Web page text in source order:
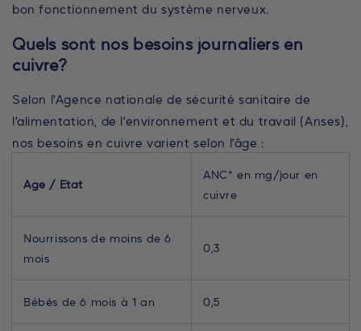
bon fonctionnement du système nerveux.
Quels sont nos besoins journaliers en
cuivre?
Selon l’Agence nationale de sécurité sanitaire de
l’alimentation, de l’environnement et du travail (Anses),
nos besoins en cuivre varient selon l’âge :
Age / Etat
ANC* en mg/jour en
cuivre
Nourrissons de moins de 6
mois
0,3
Bébés de 6 mois à 1 an 0,5